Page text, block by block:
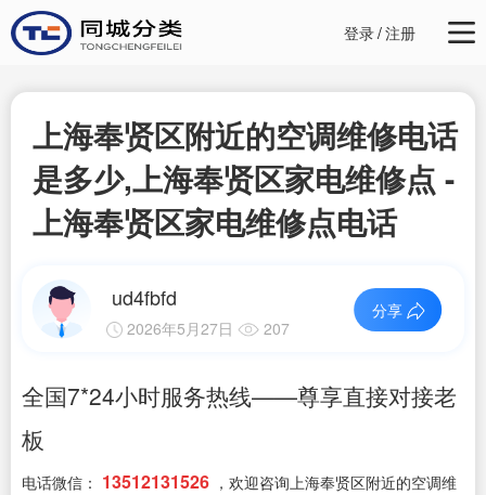
登录/注册
上海奉贤区附近的空调维修电话
是多少,上海奉贤区家电维修点 -
上海奉贤区家电维修点电话
ud4fbfd
2026年5月27日 207
分享
全国7*24小时服务热线——尊享直接对接老
板
电话微信： 13512131526 ，欢迎咨询上海奉贤区附近的空调维